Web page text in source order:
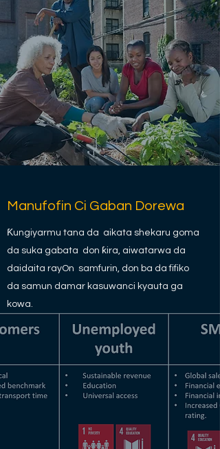
Manufofin Ci Gaban Dorewa
Ƙungiyarmu tana da aikata shekaru goma
da suka gabata don ƙira, aiwatarwa da
daidaita rayOn samfurin, don ba da fifiko
da samun damar kasuwanci kyauta ga
kowa.